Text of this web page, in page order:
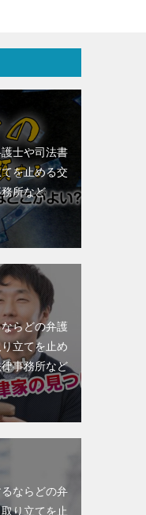
士や司法書
を止める交
所など
らどの弁護
立てを止め
事務所など
ならどの弁
り立てを止